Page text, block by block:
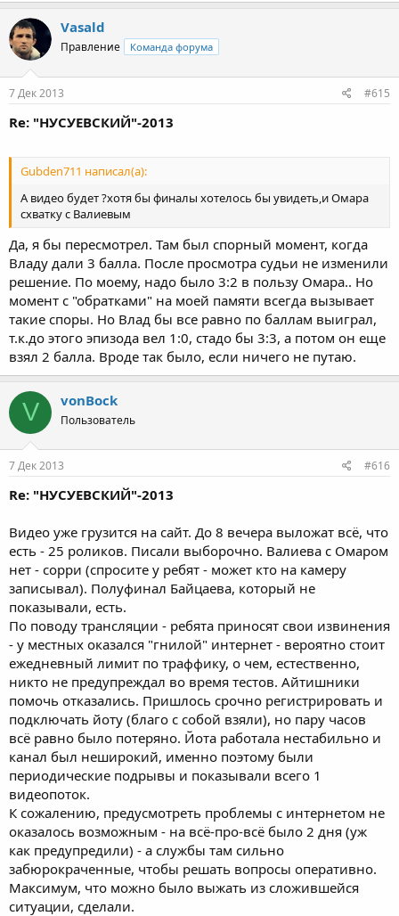
Vasald
Правление Команда форума
7 Дек 2013 #615
Re: "НУСУЕВСКИЙ"-2013
Gubden711 написал(а):
А видео будет ?хотя бы финалы хотелось бы увидеть,и Омара
схватку с Валиевым
Да, я бы пересмотрел. Там был спорный момент, когда
Владу дали 3 балла. После просмотра судьи не изменили
решение. По моему, надо было 3:2 в пользу Омара.. Но
момент с "обратками" на моей памяти всегда вызывает
такие споры. Но Влад бы все равно по баллам выиграл,
т.к.до этого эпизода вел 1:0, стадо бы 3:3, а потом он еще
взял 2 балла. Вроде так было, если ничего не путаю.
V vonBock
Пользователь
7 Дек 2013 #616
Re: "НУСУЕВСКИЙ"-2013
Видео уже грузится на сайт. До 8 вечера выложат всё, что
есть - 25 роликов. Писали выборочно. Валиева с Омаром
нет - сорри (спросите у ребят - может кто на камеру
записывал). Полуфинал Байцаева, который не
показывали, есть.
По поводу трансляции - ребята приносят свои извинения
- у местных оказался "гнилой" интернет - вероятно стоит
ежедневный лимит по траффику, о чем, естественно,
никто не предупреждал во время тестов. Айтишники
помочь отказались. Пришлось срочно регистрировать и
подключать йоту (благо с собой взяли), но пару часов
всё равно было потеряно. Йота работала нестабильно и
канал был неширокий, именно поэтому были
периодические подрывы и показывали всего 1
видеопоток.
К сожалению, предусмотреть проблемы с интернетом не
оказалось возможным - на всё-про-всё было 2 дня (уж
как предупредили) - а службы там сильно
забюрокраченные, чтобы решать вопросы оперативно.
Максимум, что можно было выжать из сложившейся
ситуации, сделали.